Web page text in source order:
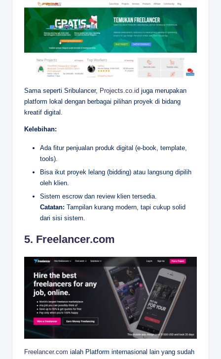
Sama seperti Sribulancer, Projects.co.id juga merupakan
platform lokal dengan berbagai pilihan proyek di bidang
kreatif digital.
Kelebihan:
Ada fitur penjualan produk digital (e-book, template,
tools).
Bisa ikut proyek lelang (bidding) atau langsung dipilih
oleh klien.
Sistem escrow dan review klien tersedia.
Catatan: Tampilan kurang modern, tapi cukup solid
dari sisi sistem.
5. Freelancer.com
Freelancer.com ialah Platform internasional lain yang sudah